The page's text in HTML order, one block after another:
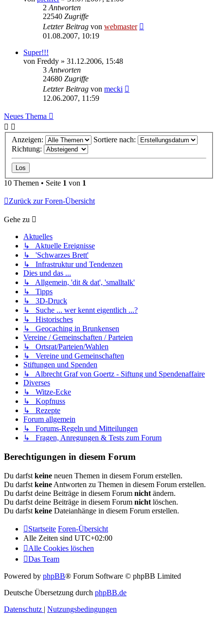
2 Antworten
22540 Zugriffe
Letzter Beitrag von webmaster
01.08.2007, 10:19
Super!!!
von Freddy » 31.12.2006, 15:48
3 Antworten
24680 Zugriffe
Letzter Beitrag von mecki
12.06.2007, 11:59
Neues Thema
Anzeigen:
Sortiere nach:
Richtung:
10 Themen • Seite 1 von 1
Zurück zur Foren-Übersicht
Gehe zu
Aktuelles
↳ Aktuelle Ereignisse
↳ 'Schwarzes Brett'
↳ Infrastruktur und Tendenzen
Dies und das ...
↳ Allgemein, 'dit & dat', 'smalltalk'
↳ Tipps
↳ 3D-Druck
↳ Suche ... wer kennt eigentlich ...?
↳ Historisches
↳ Geocaching in Brunkensen
Vereine / Gemeinschaften / Parteien
↳ Ortsrat/Parteien/Wahlen
↳ Vereine und Gemeinschaften
Stiftungen und Spenden
↳ Albrecht Graf von Goertz - Siftung und Spendenaffaire
Diverses
↳ Witze-Ecke
↳ Kopfnuss
↳ Rezepte
Forum allgemein
↳ Forums-Regeln und Mitteilungen
↳ Fragen, Anregungen & Tests zum Forum
Berechtigungen in diesem Forum
Du darfst keine neuen Themen in diesem Forum erstellen.
Du darfst keine Antworten zu Themen in diesem Forum erstellen.
Du darfst deine Beiträge in diesem Forum nicht ändern.
Du darfst deine Beiträge in diesem Forum nicht löschen.
Du darfst keine Dateianhänge in diesem Forum erstellen.
Startseite Foren-Übersicht
Alle Zeiten sind UTC+02:00
Alle Cookies löschen
Das Team
Powered by phpBB® Forum Software © phpBB Limited
Deutsche Übersetzung durch phpBB.de
Datenschutz | Nutzungsbedingungen